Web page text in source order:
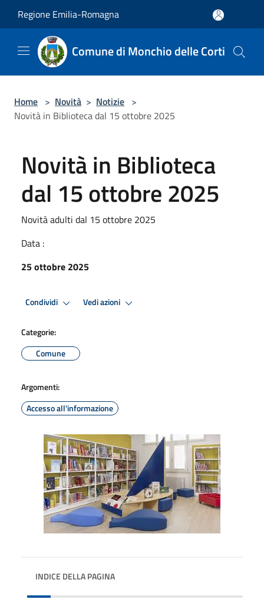
Regione Emilia-Romagna
Comune di Monchio delle Corti
Home > Novità > Notizie >
Novità in Biblioteca dal 15 ottobre 2025
Novità in Biblioteca
dal 15 ottobre 2025
Novità adulti dal 15 ottobre 2025
Data :
25 ottobre 2025
Condividi Vedi azioni
Categorie:
Comune
Argomenti:
Accesso all'informazione
INDICE DELLA PAGINA